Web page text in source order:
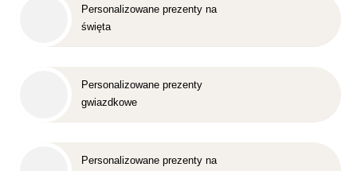
Personalizowane prezenty na
święta
Personalizowane prezenty
gwiazdkowe
Personalizowane prezenty na